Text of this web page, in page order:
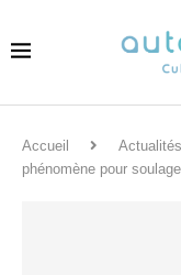
Accueil Actualités
phénomène pour